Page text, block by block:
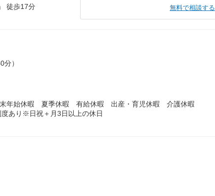
徒歩17分
無料で相談する
）
始休暇 夏季休暇 有給休暇 出産・育児休暇 介護休暇
あり※日祝＋月3日以上の休日